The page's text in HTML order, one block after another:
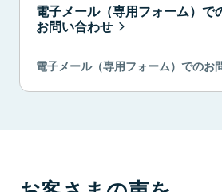
電子メール（専用フォーム）で
お問い合わせ
電子メール（専用フォーム）でのお